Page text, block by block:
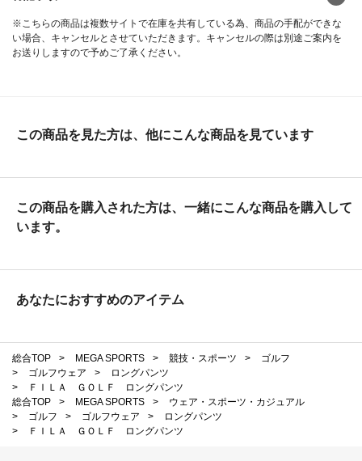
※こちらの商品は複数サイトで在庫を共有している為、商品の手配ができな
い場合、キャンセルとさせていただきます。キャンセルの際は別途ご案内を
お送りしますので予めご了承ください。
この商品を見た方は、他にこんな商品を見ています
この商品を購入された方は、一緒にこんな商品を購入して
います。
あなたにおすすめのアイテム
総合TOP > MEGA SPORTS > 競技・スポーツ >
ゴルフ
>
ゴルフウェア >
ロングパンツ
>
ＦＩＬＡ ＧＯＬＦ ロングパンツ
総合TOP
> MEGA SPORTS >
ウェア・スポーツ・カジュアル
>
ゴルフ > ゴルフウェア >
ロングパンツ
>
ＦＩＬＡ ＧＯＬＦ ロングパンツ